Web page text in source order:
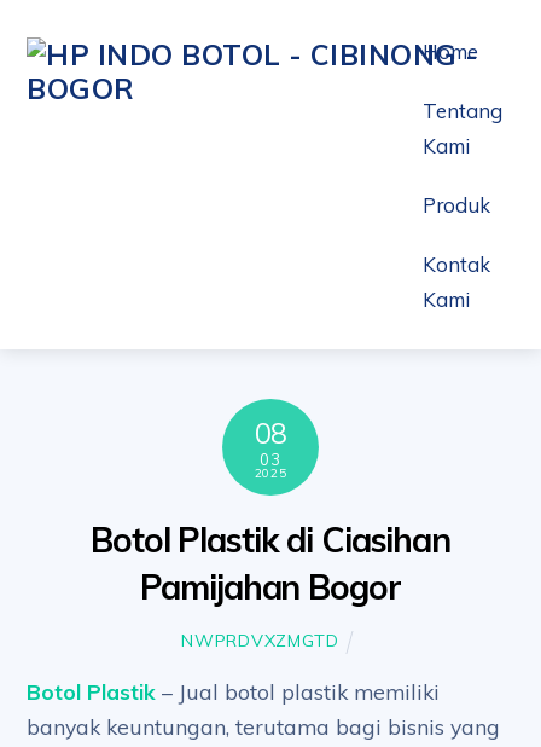
content
Home
Tentang
Kami
Produk
Kontak
Kami
08
03
2025
Botol Plastik di Ciasihan
Pamijahan Bogor
NWPRDVXZMGTD
Botol Plastik – Jual botol plastik memiliki
banyak keuntungan, terutama bagi bisnis yang